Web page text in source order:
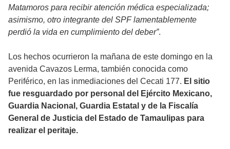
Matamoros para recibir atención médica especializada;
asimismo, otro integrante del SPF lamentablemente
perdió la vida en cumplimiento del deber”.
Los hechos ocurrieron la mañana de este domingo en la
avenida Cavazos Lerma, también conocida como
Periférico, en las inmediaciones del Cecati 177. El sitio
fue resguardado por personal del Ejército Mexicano,
Guardia Nacional, Guardia Estatal y de la Fiscalía
General de Justicia del Estado de Tamaulipas para
realizar el peritaje.